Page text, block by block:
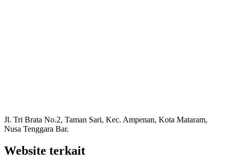
Jl. Tri Brata No.2, Taman Sari, Kec. Ampenan, Kota Mataram,
Nusa Tenggara Bar.
Website terkait